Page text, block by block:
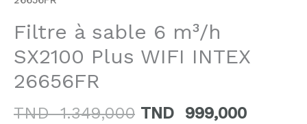
Filtre à sable 6 m³/h
SX2100 Plus WIFI INTEX
26656FR
TND1.349,000 TND 999,000